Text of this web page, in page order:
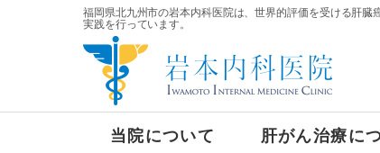
福岡県北九州市の岩本内科医院は、世界的評価を受ける肝
実践を行っています。
当院について 肝がん治療に